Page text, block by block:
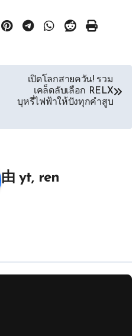
เปิดโลกสายควัน! รวม
เคล็ดลับเลือก RELX
บุหรี่ไฟฟ้าให้ปังทุกคำสูบ
由yt, ren